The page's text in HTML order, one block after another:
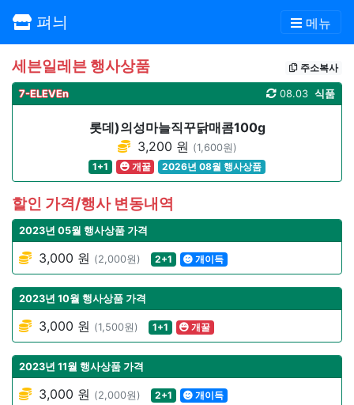
펴늬 메뉴
세븐일레븐 행사상품 주소복사
7-ELEVEn 식품
08.03
롯데)의성마늘직꾸닭매콤100g
3,200 원 (1,600원)
1+1
개꿀 2026년 08월 행사상품
할인 가격/행사 변동내역
2023년 05월 행사상품 가격
3,000 원 (2,000원) 2+1 개이득
2023년 10월 행사상품 가격
3,000 원 (1,500원) 1+1 개꿀
2023년 11월 행사상품 가격
3,000 원 (2,000원) 2+1 개이득